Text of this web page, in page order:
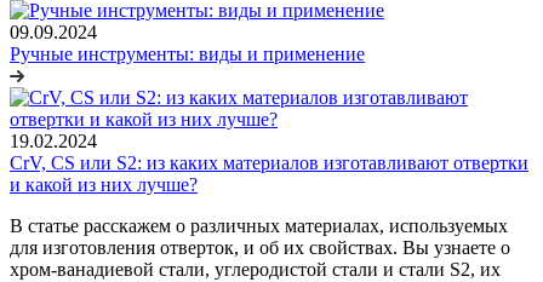
09.09.2024
Ручные инструменты: виды и применение
19.02.2024
CrV, CS или S2: из каких материалов изготавливают отвертки
и какой из них лучше?
В статье расскажем о различных материалах, используемых
для изготовления отверток, и об их свойствах. Вы узнаете о
хром-ванадиевой стали, углеродистой стали и стали S2, их